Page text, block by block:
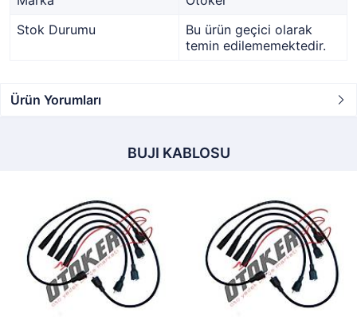
Stok Durumu
Bu ürün geçici olarak
temin edilememektedir.
Ürün Yorumları
BUJI KABLOSU